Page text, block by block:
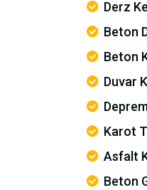
Derz
Beton
Beton
Duvar
Karot
Asfalt
Beton